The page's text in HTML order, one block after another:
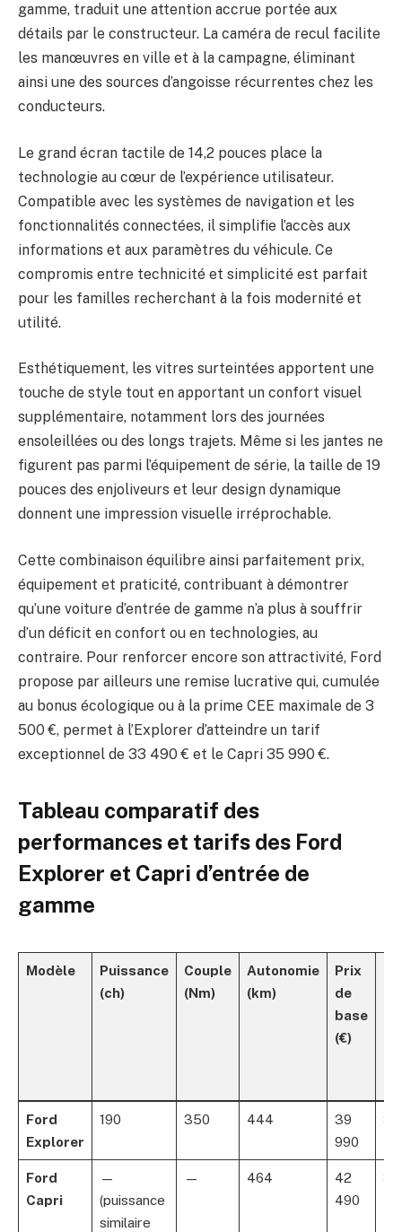
gamme, traduit une attention accrue portée aux
détails par le constructeur. La caméra de recul facilite
les manœuvres en ville et à la campagne, éliminant
ainsi une des sources d’angoisse récurrentes chez les
conducteurs.
Le grand écran tactile de 14,2 pouces place la
technologie au cœur de l’expérience utilisateur.
Compatible avec les systèmes de navigation et les
fonctionnalités connectées, il simplifie l’accès aux
informations et aux paramètres du véhicule. Ce
compromis entre technicité et simplicité est parfait
pour les familles recherchant à la fois modernité et
utilité.
Esthétiquement, les vitres surteintées apportent une
touche de style tout en apportant un confort visuel
supplémentaire, notamment lors des journées
ensoleillées ou des longs trajets. Même si les jantes ne
figurent pas parmi l’équipement de série, la taille de 19
pouces des enjoliveurs et leur design dynamique
donnent une impression visuelle irréprochable.
Cette combinaison équilibre ainsi parfaitement prix,
équipement et praticité, contribuant à démontrer
qu’une voiture d’entrée de gamme n’a plus à souffrir
d’un déficit en confort ou en technologies, au
contraire. Pour renforcer encore son attractivité, Ford
propose par ailleurs une remise lucrative qui, cumulée
au bonus écologique ou à la prime CEE maximale de 3
500 €, permet à l’Explorer d’atteindre un tarif
exceptionnel de 33 490 € et le Capri 35 990 €.
Tableau comparatif des
performances et tarifs des Ford
Explorer et Capri d’entrée de
gamme
Modèle
Puissance
(ch)
Couple
(Nm)
Autonomie
(km)
Prix
de
base
(€)
Ford
Explorer
190 350 444
39
990
Ford
Capri
—
(puissance
similaire
— 464
42
490